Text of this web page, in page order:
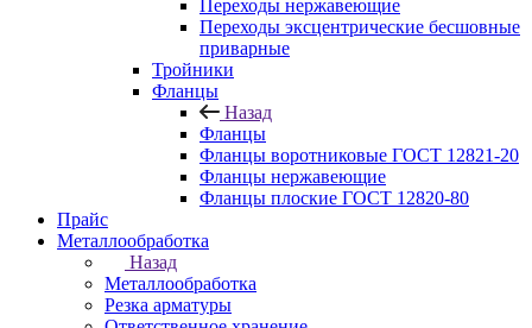
Переходы нержавеющие
Переходы эксцентрические бесшовные
приварные
Тройники
Фланцы
Назад
Фланцы
Фланцы воротниковые ГОСТ 12821-20
Фланцы нержавеющие
Фланцы плоские ГОСТ 12820-80
Прайс
Металлообработка
Назад
Металлообработка
Резка арматуры